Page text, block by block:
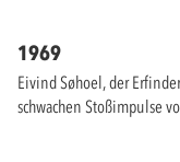
1969
Eivind Søhoel, der
schwachen Stoßimpulse